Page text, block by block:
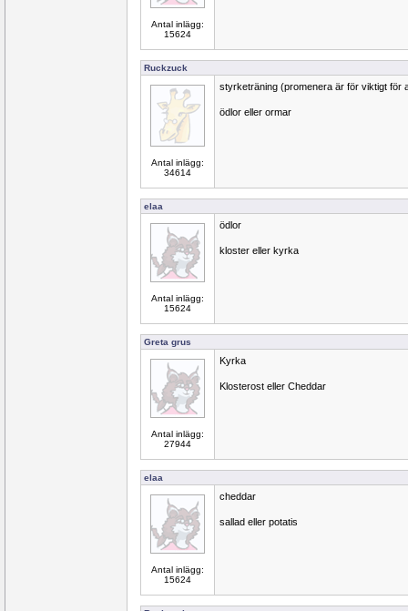
Antal inlägg:
15624
Ruckzuck
Antal inlägg:
34614
styrketräning (promenera är för viktigt för
ödlor eller ormar
elaa
Antal inlägg:
15624
ödlor
kloster eller kyrka
Greta grus
Antal inlägg:
27944
Kyrka
Klosterost eller Cheddar
elaa
Antal inlägg:
15624
cheddar
sallad eller potatis